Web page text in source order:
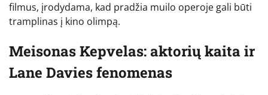
filmus, įrodydama, kad pradžia muilo operoje gali būti
tramplinas į kino olimpą.
Meisonas Kepvelas: aktorių kaita ir
Lane Davies fenomenas